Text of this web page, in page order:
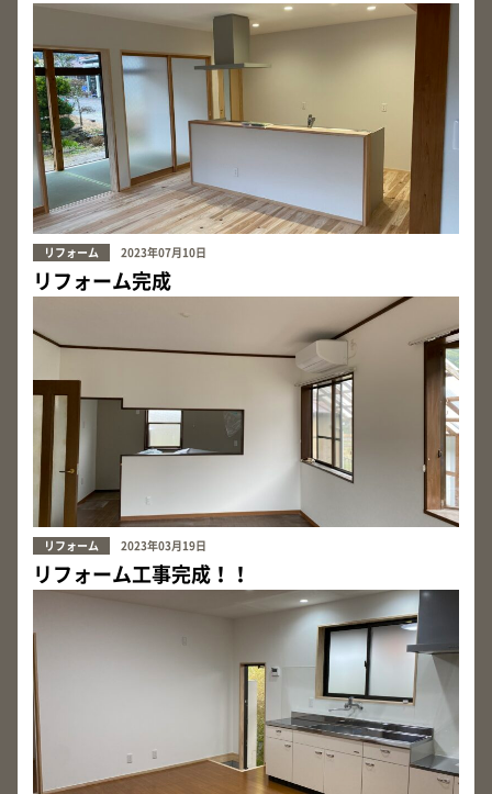
リフォーム 2023年07月10日
リフォーム完成
リフォーム 2023年03月19日
リフォーム工事完成！！